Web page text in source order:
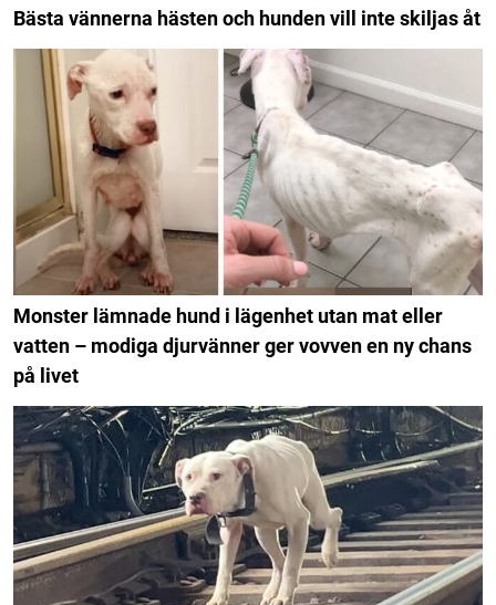
Bästa vännerna hästen och hunden vill inte skiljas åt
Monster lämnade hund i lägenhet utan mat eller
vatten – modiga djurvänner ger vovven en ny chans
på livet